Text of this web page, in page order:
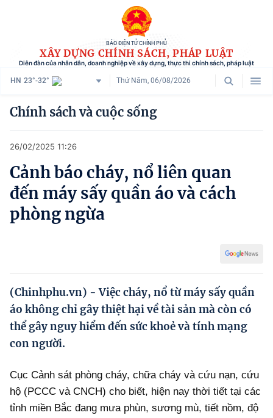
BÁO ĐIỆN TỬ CHÍNH PHỦ
XÂY DỰNG CHÍNH SÁCH, PHÁP LUẬT
Diễn đàn của nhân dân, doanh nghiệp về xây dựng, thực thi chính sách, pháp luật
HN 23°-32° Thứ Năm, 06/08/2026
Danh mục
Tham vấn chính sách
Người dân góp ý
Phát triển kinh tế tư nhân và doanh nghiệp dân tộc
Ocop và chuỗi giá trị Nông sản
Doanh nghiệp dân tộc
Khác
Chính sách và cuộc sống
26/02/2025 11:26
Cảnh báo cháy, nổ liên quan
đến máy sấy quần áo và cách
phòng ngừa
(Chinhphu.vn) - Việc cháy, nổ từ máy sấy quần
áo không chỉ gây thiệt hại về tài sản mà còn có
thể gây nguy hiểm đến sức khoẻ và tính mạng
con người.
Cục Cảnh sát phòng cháy, chữa cháy và cứu nạn, cứu
hộ (PCCC và CNCH) cho biết, hiện nay thời tiết tại các
tỉnh miền Bắc đang mưa phùn, sương mù, tiết nồm, độ